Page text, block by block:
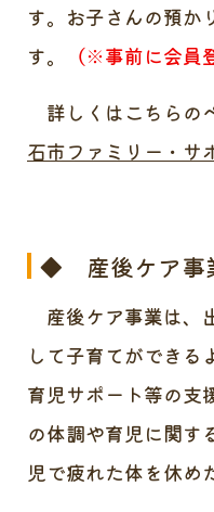
す。お子さんの預か
す。
（※事前に会員
詳しくはこちらの
石市ファミリー・サ
◆ 産後ケア事
産後ケア事業は、
して子育てができる
育児サポート等の支
の体調や育児に関す
児で疲れた体を休め